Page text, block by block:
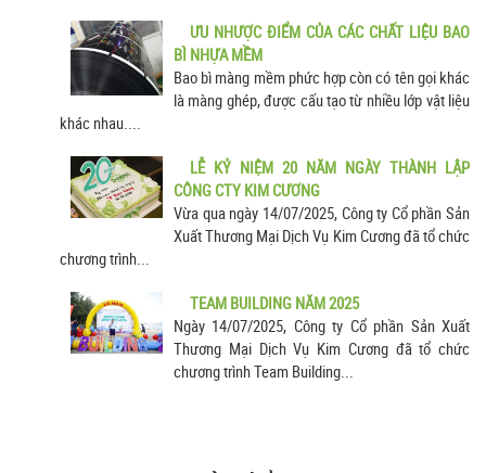
ƯU NHƯỢC ĐIỂM CỦA CÁC CHẤT LIỆU BAO
BÌ NHỰA MỀM
Bao bì màng mềm phức hợp còn có tên gọi khác
là màng ghép, được cấu tạo từ nhiều lớp vật liệu
khác nhau....
LỄ KỶ NIỆM 20 NĂM NGÀY THÀNH LẬP
CÔNG CTY KIM CƯƠNG
Vừa qua ngày 14/07/2025, Công ty Cổ phần Sản
Xuất Thương Mại Dịch Vụ Kim Cương đã tổ chức
chương trình...
TEAM BUILDING NĂM 2025
Ngày 14/07/2025, Công ty Cổ phần Sản Xuất
Thương Mại Dịch Vụ Kim Cương đã tổ chức
chương trình Team Building...